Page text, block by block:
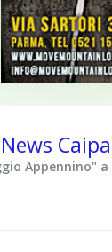
News
Appennino"